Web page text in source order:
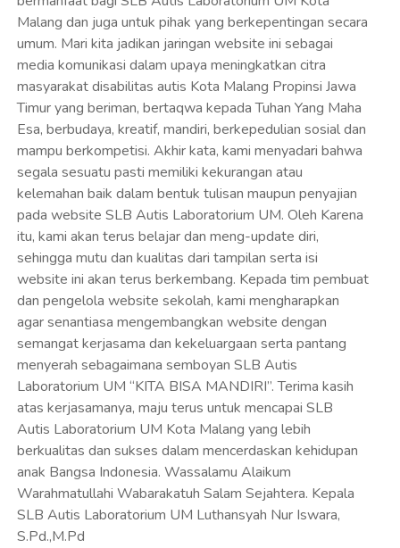
Malang dan juga untuk pihak yang berkepentingan secara
umum. Mari kita jadikan jaringan website ini sebagai
media komunikasi dalam upaya meningkatkan citra
masyarakat disabilitas autis Kota Malang Propinsi Jawa
Timur yang beriman, bertaqwa kepada Tuhan Yang Maha
Esa, berbudaya, kreatif, mandiri, berkepedulian sosial dan
mampu berkompetisi. Akhir kata, kami menyadari bahwa
segala sesuatu pasti memiliki kekurangan atau
kelemahan baik dalam bentuk tulisan maupun penyajian
pada website SLB Autis Laboratorium UM. Oleh Karena
itu, kami akan terus belajar dan meng-update diri,
sehingga mutu dan kualitas dari tampilan serta isi
website ini akan terus berkembang. Kepada tim pembuat
dan pengelola website sekolah, kami mengharapkan
agar senantiasa mengembangkan website dengan
semangat kerjasama dan kekeluargaan serta pantang
menyerah sebagaimana semboyan SLB Autis
Laboratorium UM “KITA BISA MANDIRI”. Terima kasih
atas kerjasamanya, maju terus untuk mencapai SLB
Autis Laboratorium UM Kota Malang yang lebih
berkualitas dan sukses dalam mencerdaskan kehidupan
anak Bangsa Indonesia. Wassalamu Alaikum
Warahmatullahi Wabarakatuh Salam Sejahtera. Kepala
SLB Autis Laboratorium UM Luthansyah Nur Iswara,
S.Pd.,M.Pd